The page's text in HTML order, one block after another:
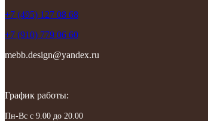
+7 (495) 127 08 68
+7 (910) 779 06 60
mebb.design@yandex.ru
График работы:
Пн-Вс с 9.00 до 20.00